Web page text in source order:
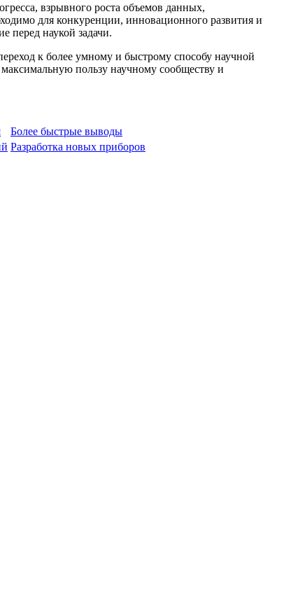
взрывного роста объемов данных,
для конкуренции, инновационного развития и
перед наукой задачи.
к более умному и быстрому способу научной
пользу научному сообществу и
Более быстрые выводы
Разработка новых приборов